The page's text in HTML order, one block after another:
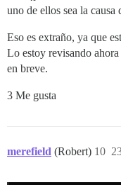
uno de ellos sea la causa
Eso es extraño, ya que
Lo estoy revisando
en breve.
3 Me gusta
merefield (Robert) 10